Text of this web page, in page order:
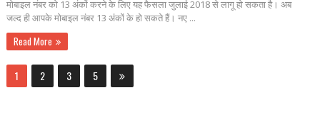
मोबाइल नंबर को 13 अंकों करने के लिए यह फैसला जुलाई 2018 से लागू हो सकता है। अब
जल्द ही आपके मोबाइल नंबर 13 अंकों के हो सकते हैं। नए ...
Read More
1 2 3 5